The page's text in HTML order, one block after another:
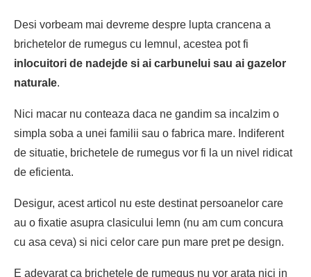
Desi vorbeam mai devreme despre lupta crancena a
brichetelor de rumegus cu lemnul, acestea pot fi
inlocuitori de nadejde si ai carbunelui sau ai gazelor
naturale.
Nici macar nu conteaza daca ne gandim sa incalzim o
simpla soba a unei familii sau o fabrica mare. Indiferent
de situatie, brichetele de rumegus vor fi la un nivel ridicat
de eficienta.
Desigur, acest articol nu este destinat persoanelor care
au o fixatie asupra clasicului lemn (nu am cum concura
cu asa ceva) si nici celor care pun mare pret pe design.
E adevarat ca brichetele de rumegus nu vor arata nici in